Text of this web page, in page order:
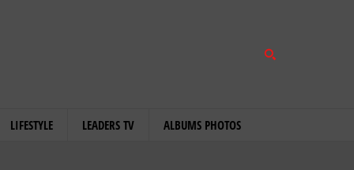
LIFESTYLE LEADERS TV ALBUMS PHOTOS